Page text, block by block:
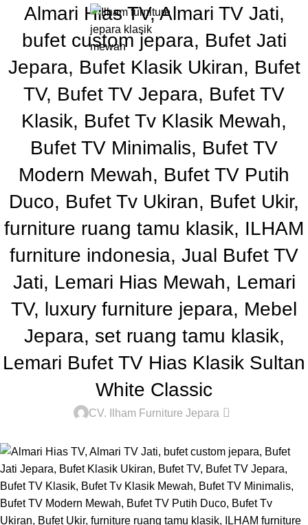
Almari Hias TV, Almari TV Jati,
bufet custom jepara, Bufet Jati
Jepara, Bufet Klasik Ukiran, Bufet
TV, Bufet TV Jepara, Bufet TV
Klasik, Bufet Tv Klasik Mewah,
Bufet TV Minimalis, Bufet TV
Modern Mewah, Bufet TV Putih
Duco, Bufet Tv Ukiran, Bufet Ukir,
furniture ruang tamu klasik, ILHAM
furniture indonesia, Jual Bufet TV
Jati, Lemari Hias Mewah, Lemari
TV, luxury furniture jepara, Mebel
Jepara, set ruang tamu klasik,
Lemari Bufet TV Hias Klasik Sultan
White Classic
CV. Ilham Furniture Jepara 0